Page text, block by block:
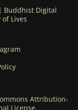
Buddhist Digital
Lives
Attribution-
License.